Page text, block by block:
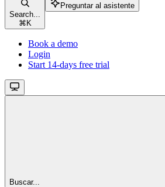
Search...
⌘ K
Preguntar al asistente
Book a demo
Login
Start 14-days free trial
Buscar...